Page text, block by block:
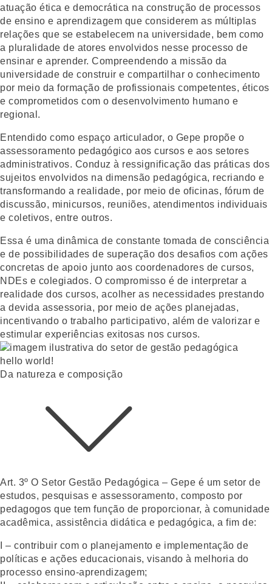
atuação ética e democrática na construção de processos
de ensino e aprendizagem que considerem as múltiplas
relações que se estabelecem na universidade, bem como
a pluralidade de atores envolvidos nesse processo de
ensinar e aprender. Compreendendo a missão da
universidade de construir e compartilhar o conhecimento
por meio da formação de profissionais competentes, éticos
e comprometidos com o desenvolvimento humano e
regional.
Entendido como espaço articulador, o Gepe propõe o
assessoramento pedagógico aos cursos e aos setores
administrativos. Conduz à ressignificação das práticas dos
sujeitos envolvidos na dimensão pedagógica, recriando e
transformando a realidade, por meio de oficinas, fórum de
discussão, minicursos, reuniões, atendimentos individuais
e coletivos, entre outros.
Essa é uma dinâmica de constante tomada de consciência
e de possibilidades de superação dos desafios com ações
concretas de apoio junto aos coordenadores de cursos,
NDEs e colegiados. O compromisso é de interpretar a
realidade dos cursos, acolher as necessidades prestando
a devida assessoria, por meio de ações planejadas,
incentivando o trabalho participativo, além de valorizar e
estimular experiências exitosas nos cursos.
hello world!
Da natureza e composição
Art. 3º O Setor Gestão Pedagógica – Gepe é um setor de
estudos, pesquisas e assessoramento, composto por
pedagogos que tem função de proporcionar, à comunidade
acadêmica, assistência didática e pedagógica, a fim de:
I – contribuir com o planejamento e implementação de
políticas e ações educacionais, visando à melhoria do
processo ensino-aprendizagem;